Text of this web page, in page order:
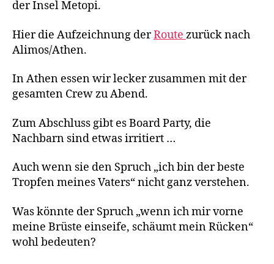
der Insel Metopi.
Hier die Aufzeichnung derRoute zurück nach
Alimos/Athen.
In Athen essen wir lecker zusammen mit der
gesamten Crew zu Abend.
Zum Abschluss gibt es Board Party, die
Nachbarn sind etwas irritiert …
Auch wenn sie den Spruch „ich bin der beste
Tropfen meines Vaters“ nicht ganz verstehen.
Was könnte der Spruch „wenn ich mir vorne
meine Brüste einseife, schäumt mein Rücken“
wohl bedeuten?